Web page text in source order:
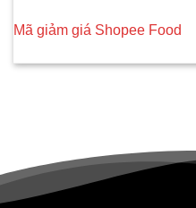
Mã giảm giá Shopee Food